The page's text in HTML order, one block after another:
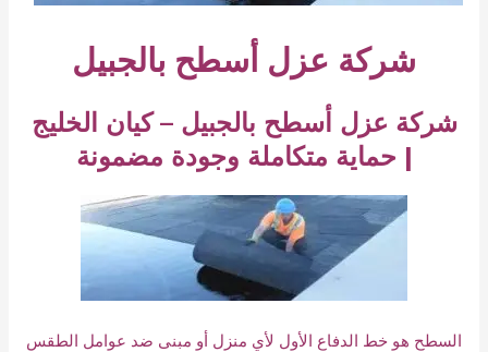
شركة عزل أسطح بالجبيل
شركة عزل أسطح بالجبيل – كيان الخليج
| حماية متكاملة وجودة مضمونة
السطح هو خط الدفاع الأول لأي منزل أو مبنى ضد عوامل الطقس